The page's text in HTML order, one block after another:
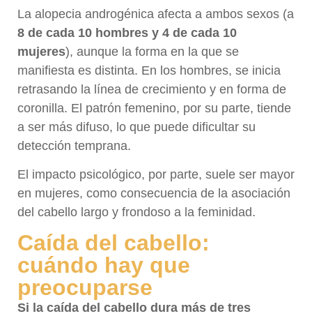
La alopecia androgénica afecta a ambos sexos (a
8 de cada 10 hombres y 4 de cada 10
mujeres), aunque la forma en la que se
manifiesta es distinta. En los hombres, se inicia
retrasando la línea de crecimiento y en forma de
coronilla. El patrón femenino, por su parte, tiende
a ser más difuso, lo que puede dificultar su
detección temprana.
El impacto psicológico, por parte, suele ser mayor
en mujeres, como consecuencia de la asociación
del cabello largo y frondoso a la feminidad.
Caída del cabello:
cuándo hay que
preocuparse
Si la caída del cabello dura más de tres